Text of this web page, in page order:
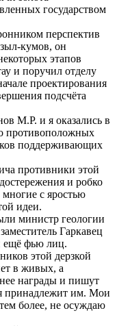
государством
перспектив
кумов, он
этапов
и поручил отделу
проектирования
подсчёта
М.Р. и я оказались в
противоположных
поддерживающих
противники этой
и робко
с яростью
идеи.
министр геологии
Гаркавец
ещё фью лиц.
этой дерзкой
в живых, а
награды и пишут
принадлежит им. Мои
более, не осуждаю